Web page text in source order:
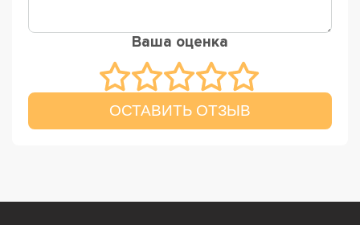
Ваша оценка
ОСТАВИТЬ ОТЗЫВ